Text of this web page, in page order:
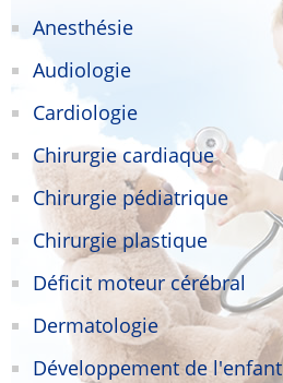
Anesthésie
Audiologie
Cardiologie
Chirurgie cardiaque
Chirurgie pédiatrique
Chirurgie plastique
Déficit moteur cérébral
Dermatologie
Développement de l'enfant